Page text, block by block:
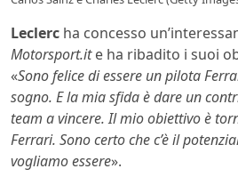
Leclerc ha concesso
Motorsport.ite ha ribadito i suoi
«Sono felice di essere un pilota
sogno. E la mia sfida è dare un
team a vincere. Il mio obiettivo è
Ferrari. Sono certo che c’è il
vogliamo essere».